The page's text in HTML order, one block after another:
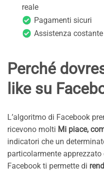
reale
Pagamenti sicuri
Assistenza
Perché
like su
L’algoritmo di Facebook
ricevono molti Mi piace,
indicatori che un
particolarmente
Facebook ti permette di